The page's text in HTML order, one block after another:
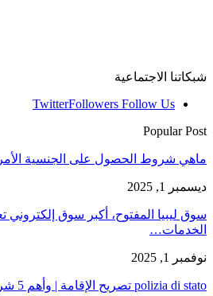
شبكاتنا الاجتماعية
TwitterFollowers Follow Us
Popular Post
ماهي شروط الحصول على الجنسية
ديسمبر 1, 2025
سوق ليبيا المفتوح، أكبر سوق
الخدمات…
نوفمبر 1, 2025
polizia di stato تصريح الإقامة | وأهم 5 شروط للحصول عليه.